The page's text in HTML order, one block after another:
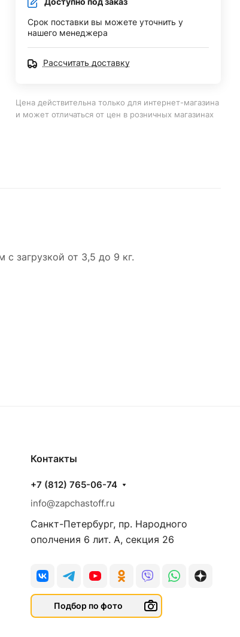
Срок поставки вы можете уточнить у
нашего менеджера
Рассчитать доставку
Цена действительна только для интернет-магазина
и может отличаться от цен в розничных магазинах
загрузкой от 3,5 до 9 кг.
Контакты
+7 (812) 765-06-74
info@zapchastoff.ru
Санкт-Петербург, пр. Народного
ополчения 6 лит. А, секция 26
Подбор по фото